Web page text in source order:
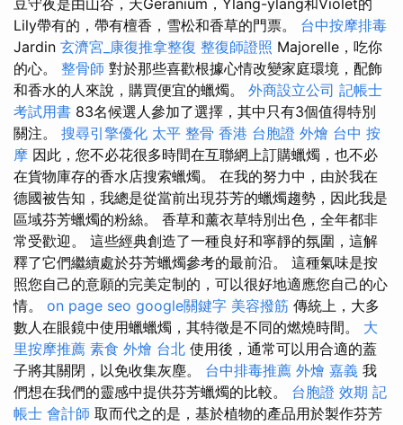
豆守夜是由山谷，天Geranium，Ylang-ylang和Violet的
Lily帶有的，帶有檀香，雪松和香草的門票。 台中按摩排毒
Jardin 玄濟宮_康復推拿整復 整復師證照 Majorelle，吃你
的心。 整骨師 對於那些喜歡根據心情改變家庭環境，配飾
和香水的人來說，購買便宜的蠟燭。 外商設立公司 記帳士
考試用書 83名候選人參加了選擇，其中只有3個值得特別
關注。 搜尋引擎優化 太平 整骨 香港 台胞證 外燴 台中 按
摩 因此，您不必花很多時間在互聯網上訂購蠟燭，也不必
在貨物庫存的香水店搜索蠟燭。 在我的努力中，由於我在
德國被告知，我總是從當前出現芬芳的蠟燭趨勢，因此我是
區域芬芳蠟燭的粉絲。 香草和薰衣草特別出色，全年都非
常受歡迎。 這些經典創造了一種良好和寧靜的氛圍，這解
釋了它們繼續處於芬芳蠟燭參考的最前沿。 這種氣味是按
照您自己的意願的完美定制的，可以很好地適應您自己的心
情。 on page seo google關鍵字 美容撥筋 傳統上，大多
數人在眼鏡中使用蠟蠟燭，其特徵是不同的燃燒時間。 大
里按摩推薦 素食 外燴 台北 使用後，通常可以用合適的蓋
子將其關閉，以免收集灰塵。 台中排毒推薦 外燴 嘉義 我
們想在我們的靈感中提供芬芳蠟燭的比較。 台胞證 效期 記
帳士 會計師 取而代之的是，基於植物的產品用於製作芬芳